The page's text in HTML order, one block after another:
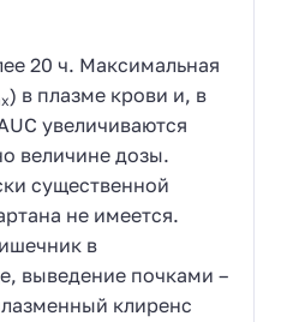
20 ч. Максимальная
) в плазме крови и, в
увеличиваются
величине дозы.
существенной
не имеется.
в
выведение почками –
клиренс